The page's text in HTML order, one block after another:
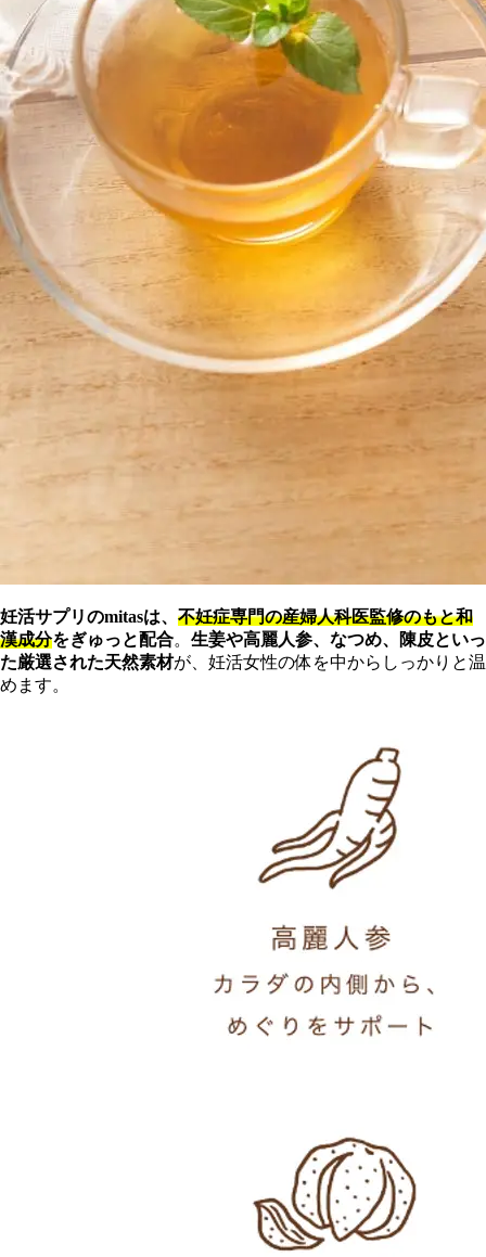
妊活サプリのmitasは、 不妊症専門の産婦人科医監修のもと和
漢成分をぎゅっと配合。 生姜や高麗人参、なつめ、陳皮といっ
た厳選された天然素材が、妊活女性の体を中からしっかりと温
めます。